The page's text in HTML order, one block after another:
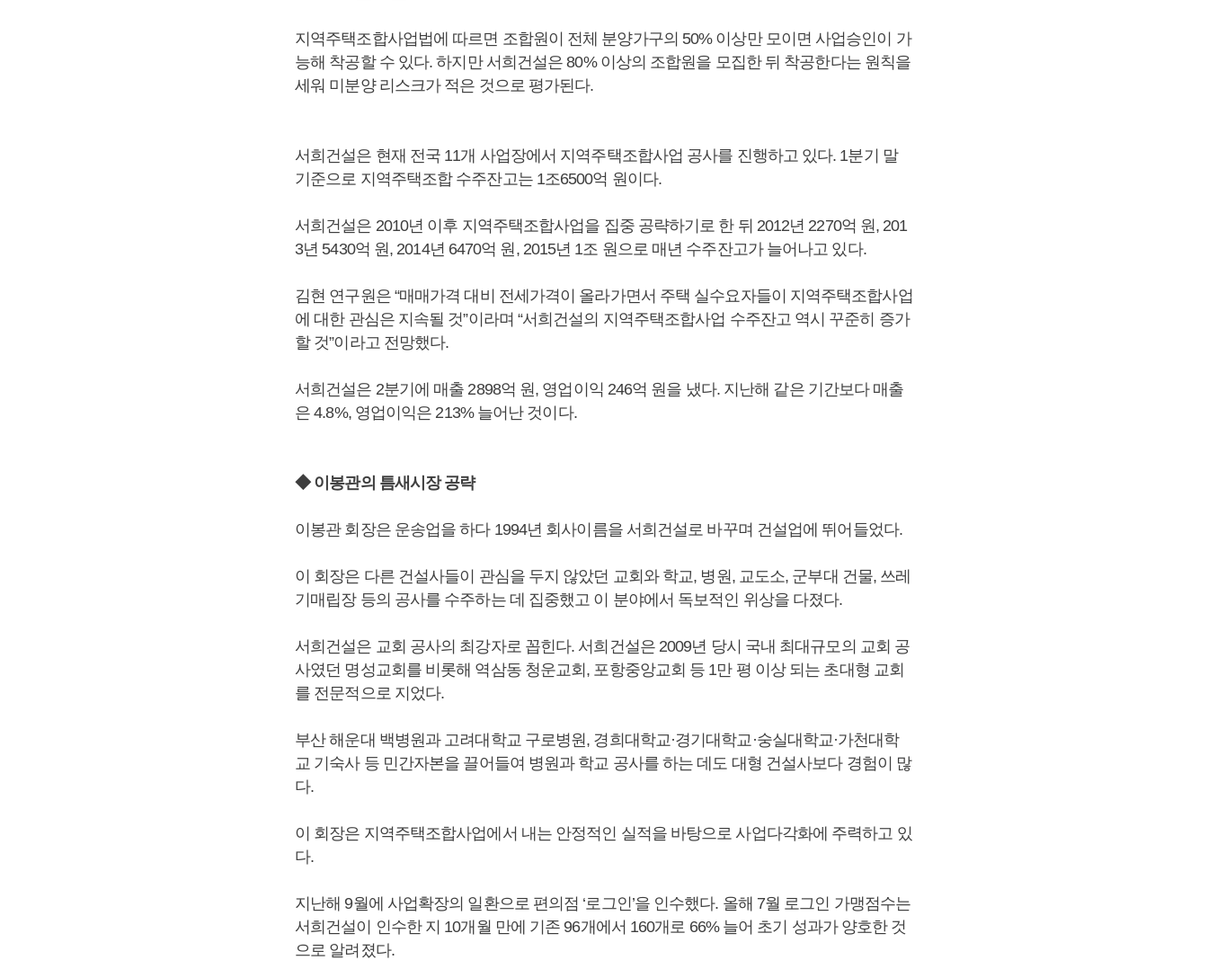
지역주택조합사업법에 따르면 조합원이 전체 분양가구의 50% 이상만 모이면 사업승인이 가
능해 착공할 수 있다. 하지만 서희건설은 80% 이상의 조합원을 모집한 뒤 착공한다는 원칙을
세워 미분양 리스크가 적은 것으로 평가된다.
서희건설은 현재 전국 11개 사업장에서 지역주택조합사업 공사를 진행하고 있다. 1분기 말
기준으로 지역주택조합 수주잔고는 1조6500억 원이다.
서희건설은 2010년 이후 지역주택조합사업을 집중 공략하기로 한 뒤 2012년 2270억 원, 201
3년 5430억 원, 2014년 6470억 원, 2015년 1조 원으로 매년 수주잔고가 늘어나고 있다.
김현 연구원은 “매매가격 대비 전세가격이 올라가면서 주택 실수요자들이 지역주택조합사업
에 대한 관심은 지속될 것”이라며 “서희건설의 지역주택조합사업 수주잔고 역시 꾸준히 증가
할 것”이라고 전망했다.
서희건설은 2분기에 매출 2898억 원, 영업이익 246억 원을 냈다. 지난해 같은 기간보다 매출
은 4.8%, 영업이익은 213% 늘어난 것이다.
◆ 이봉관의 틈새시장 공략
이봉관 회장은 운송업을 하다 1994년 회사이름을 서희건설로 바꾸며 건설업에 뛰어들었다.
이 회장은 다른 건설사들이 관심을 두지 않았던 교회와 학교, 병원, 교도소, 군부대 건물, 쓰레
기매립장 등의 공사를 수주하는 데 집중했고 이 분야에서 독보적인 위상을 다졌다.
서희건설은 교회 공사의 최강자로 꼽힌다. 서희건설은 2009년 당시 국내 최대규모의 교회 공
사였던 명성교회를 비롯해 역삼동 청운교회, 포항중앙교회 등 1만 평 이상 되는 초대형 교회
를 전문적으로 지었다.
부산 해운대 백병원과 고려대학교 구로병원, 경희대학교·경기대학교·숭실대학교·가천대학
교 기숙사 등 민간자본을 끌어들여 병원과 학교 공사를 하는 데도 대형 건설사보다 경험이 많
다.
이 회장은 지역주택조합사업에서 내는 안정적인 실적을 바탕으로 사업다각화에 주력하고 있
다.
지난해 9월에 사업확장의 일환으로 편의점 ‘로그인’을 인수했다. 올해 7월 로그인 가맹점수는
서희건설이 인수한 지 10개월 만에 기존 96개에서 160개로 66% 늘어 초기 성과가 양호한 것
으로 알려졌다.